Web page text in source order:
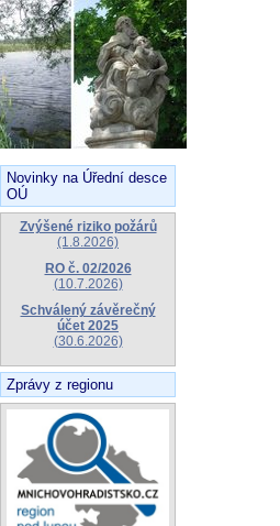
Novinky na Úřední desce
OÚ
Zvýšené riziko požárů
(1.8.2026)
RO č. 02/2026
(10.7.2026)
Schválený závěrečný
účet 2025
(30.6.2026)
Zprávy z regionu